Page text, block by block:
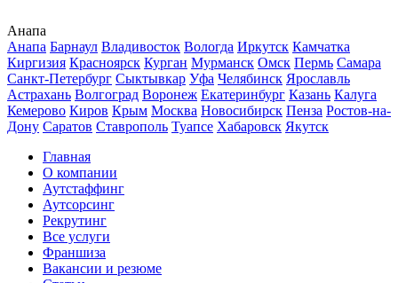
Анапа
Анапа Барнаул Владивосток Вологда Иркутск Камчатка
Киргизия Красноярск Курган Мурманск Омск Пермь Самара
Санкт-Петербург Сыктывкар Уфа Челябинск Ярославль
Астрахань Волгоград Воронеж Екатеринбург Казань Калуга
Кемерово Киров Крым Москва Новосибирск Пенза Ростов-на-
Дону Саратов Ставрополь Туапсе Хабаровск Якутск
Главная
О компании
Аутстаффинг
Аутсорсинг
Рекрутинг
Все услуги
Франшиза
Вакансии и резюме